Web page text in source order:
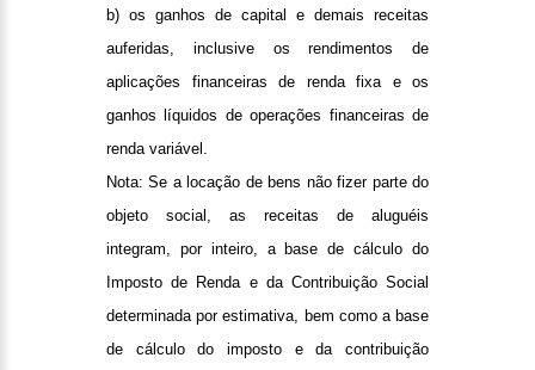
b) os ganhos de capital e demais receitas
auferidas, inclusive os rendimentos de
aplicações financeiras de renda fixa e os
ganhos líquidos de operações financeiras de
renda variável.
Nota: Se a locação de bens não fizer parte do
objeto social, as receitas de aluguéis
integram, por inteiro, a base de cálculo do
Imposto de Renda e da Contribuição Social
determinada por estimativa, bem como a base
de cálculo do imposto e da contribuição